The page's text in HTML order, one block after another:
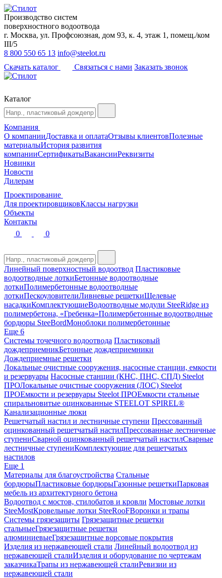
Производство систем
поверхностного водоотвода
г. Москва, ул. Профсоюзная, дом 93, к. 4, этаж 1, помещ./ком
III/5
8 800 550 65 13 info@steelot.ru
Скачать каталог
Связаться с нами Заказать звонок
Каталог
Компания
О компанииДоставка и оплатаОтзывы клиентовПолезные
материалыИстория развития
компанииСертификатыВакансииРеквизиты
Новинки
Новости
Дилерам
Проектирование
Для проектировщиковКлассы нагрузки
Объекты
Контакты
0
0
Линейный поверхностный водоотвод Пластиковые
водоотводные лоткиБетонные водоотводные
лоткиПолимербетонные водоотводные
лоткиПескоуловителиЛивневые решеткиЩелевые
насадкиКомплектующиеВодоотводные модули SteeRidge из
полимербетона, «Гребенка»Полимербетонные водоотводные
бордюры SteeBordМоноблоки полимербетонные
Еще 6
Системы точечного водоотвода Пластиковый
дождеприемникБетонные дождеприемники
Дождеприемные решетки
Локальные очистные сооружения, насосные станции, емкости
и резервуары Насосные станции (КНС, ПНС, СПД) Steelot
ПРОЛокальные очистные сооружения (ЛОС) Steelot
ПРОЕмкости и резервуары Steelot ПРОЕмкости стальные
спиральновитые оцинкованные STEELOT SPIREL®
Канализационные люки
Решетчатый настил и лестничные ступени Прессованный
оцинкованный решетчатый настилПрессованные лестничные
ступениСварной оцинкованный решетчатый настилСварные
лестничные ступениКомплектующие для решетчатых
настилов
Еще 1
Материалы для благоустройства Стальные
бордюрыПластиковые бордюрыГазонные решеткиПарковая
мебель из архитектурного бетона
Водоотвод с мостов, стилобатов и кровли Мостовые лотки
SteeMostКровельные лотки SteeRooFВоронки и трапы
Системы грязезащиты Грязезащитные решетки
стальныеГрязезащитные решетки
алюминиевыеГрязезащитные ворсовые покрытия
Изделия из нержавеющей стали Линейный водоотвод из
нержавеющей сталиИзделия и оборудование по чертежам
заказчикаТрапы из нержавеющей сталиРевизии из
нержавеющей стали